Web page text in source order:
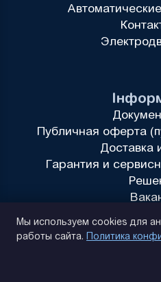
Публичная оферта
Доставка
Гарантия и
Мы используем cookies для
работы сайта. Политика